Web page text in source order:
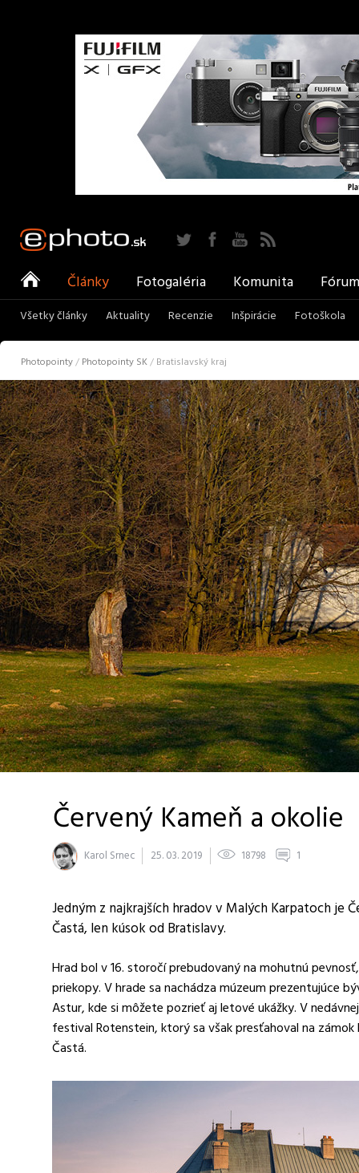
TwitterFacebookYouTube
ePhoto
Články
Všetky články Aktuality Recenzie Inšpirácie Fotoškola
Fotogaléria Komunita Fórum
Photopointy/ Photopointy SK/ Bratislavský kraj
Červený Kameň a okolie
Karol Srnec 25. 03. 2019 18798 1
Jedným z najkrajších hradov v Malých Karpatoch je
Častá, len kúsok od Bratislavy.
Hrad bol v 16. storočí prebudovaný na mohutnú
priekopy. V hrade sa nachádza múzeum prezentujúce
Astur, kde si môžete pozrieť aj letové ukážky. V
festival Rotenstein, ktorý sa však presťahoval na
Častá.